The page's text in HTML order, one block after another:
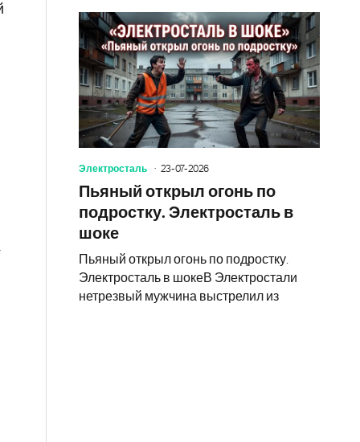
Электросталь 23-07-2026
Пьяный открыл огонь по
подростку. Электросталь в
шоке
Пьяный открыл огонь по подростку.
Электросталь в шокеВ Электростали
нетрезвый мужчина выстрелил из